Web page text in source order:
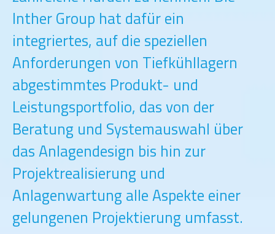
Inther Group hat dafür ein
integriertes, auf die speziellen
Anforderungen von Tiefkühllagern
abgestimmtes Produkt- und
Leistungsportfolio, das von der
Beratung und Systemauswahl über
das Anlagendesign bis hin zur
Projektrealisierung und
Anlagenwartung alle Aspekte einer
gelungenen Projektierung umfasst.